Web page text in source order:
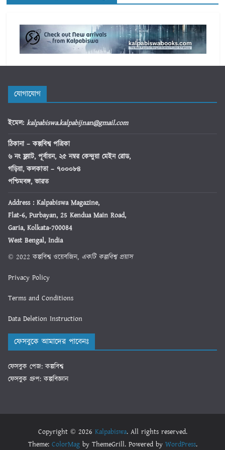
যোগাযোগ
ইমেল: kalpabiswa.kalpabijnan@gmail.com
ঠিকানা– কল্পবিশ্ব পত্রিকা
৬ নং ফ্ল্যাট, পূর্বায়ন, ২৫ নম্বর কেন্দুয়া মেইন রোড,
গড়িয়া, কলকাতা – ৭০০০৮৪
পশ্চিমবঙ্গ, ভারত
Address : Kalpabiswa Magazine,
Flat-6, Purbayan, 25 Kendua Main Road,
Garia, Kolkata-700084
West Bengal, India
© 2022 কল্পবিশ্ব ওয়েবজিন, একটি কল্পবিশ্ব প্রয়াস
Privacy Policy
Terms and Conditions
Data Deletion Instruction
ফেসবুকে আমাদের পাবেনঃ
ফেসবুক পেজ: কল্পবিশ্ব
ফেসবুক গ্রুপ: কল্পবিজ্ঞান
Copyright © 2026 Kalpabiswa. All rights reserved.
Theme: ColorMagby ThemeGrill. Powered by WordPress.